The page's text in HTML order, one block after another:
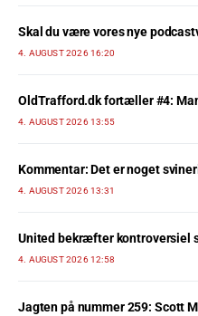
Skal du være vores nye
4. AUGUST 2026 16:20
OldTrafford.dk fortæller #4:
4. AUGUST 2026 13:55
Kommentar: Det er noget
4. AUGUST 2026 13:31
United bekræfter kontroversiel
4. AUGUST 2026 12:58
Jagten på nummer 259: Scott